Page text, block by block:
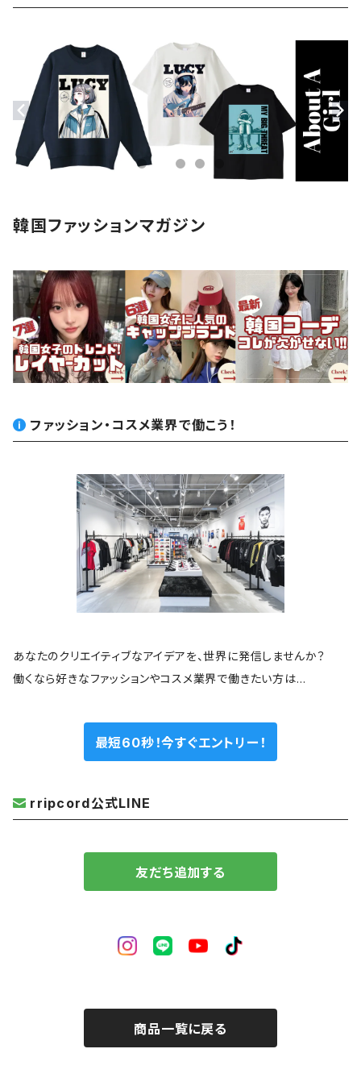
モバイルケース
ステッカー
韓国ファッションマガジン
ファッション・コスメ業界で働こう！
あなたのクリエイティブなアイデアを、世界に発信しませんか？
働くなら好きなファッションやコスメ業界で働きたい方は…
最短60秒！今すぐエントリー！
rripcord公式LINE
友だち追加する
商品一覧に戻る